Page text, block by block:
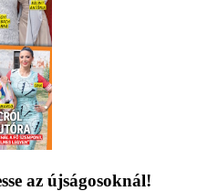
az újságosoknál!